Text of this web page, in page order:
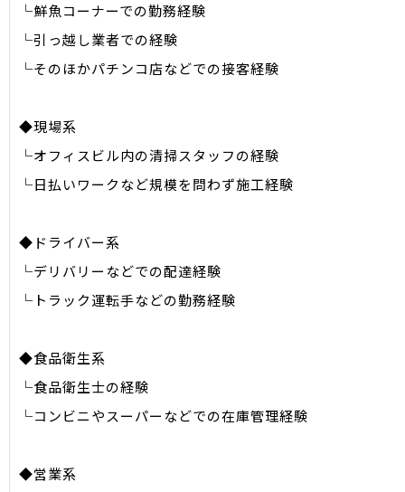
└鮮魚コーナーでの勤務経験
└引っ越し業者での経験
└そのほかパチンコ店などでの接客経験
◆現場系
└オフィスビル内の清掃スタッフの経験
└日払いワークなど規模を問わず施工経験
◆ドライバー系
└デリバリーなどでの配達経験
└トラック運転手などの勤務経験
◆食品衛生系
└食品衛生士の経験
└コンビニやスーパーなどでの在庫管理経験
◆営業系